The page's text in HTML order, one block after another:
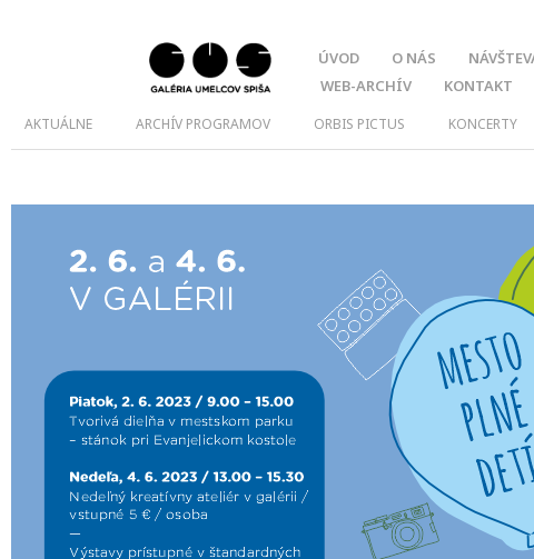
ÚVOD O NÁS
WEB-ARCHÍV
KONTAKT
AKTUÁLNE ARCHÍV PROGRAMOV ORBIS PICTUS KONCERTY